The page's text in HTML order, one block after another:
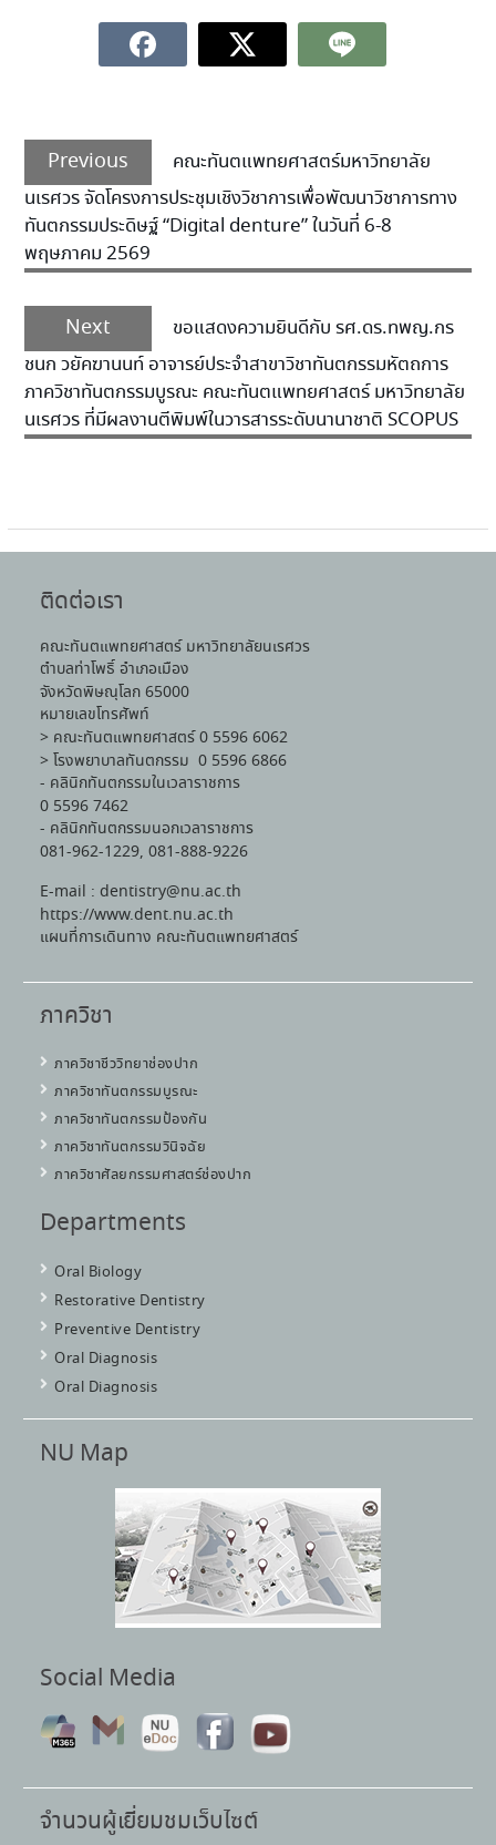
Previous
คณะทันตแพทยศาสตร์มหาวิทยาลัย
นเรศวร จัดโครงการประชุมเชิงวิชาการเพื่อพัฒนาวิชาการทาง
ทันตกรรมประดิษฐ์ “Digital denture” ในวันที่ 6-8
พฤษภาคม 2569
Next
ขอแสดงความยินดีกับ รศ.ดร.ทพญ.กร
ชนก วยัคฆานนท์ อาจารย์ประจำสาขาวิชาทันตกรรมหัตถการ
ภาควิชาทันตกรรมบูรณะ คณะทันตแพทยศาสตร์ มหาวิทยาลัย
นเรศวร ที่มีผลงานตีพิมพ์ในวารสารระดับนานาชาติ SCOPUS
ติดต่อเรา
คณะทันตแพทยศาสตร์ มหาวิทยาลัยนเรศวร
ตำบลท่าโพธิ์ อำเภอเมือง
จังหวัดพิษณุโลก 65000
หมายเลขโทรศัพท์
> คณะทันตแพทยศาสตร์ 0 5596 6062
> โรงพยาบาลทันตกรรม 0 5596 6866
- คลินิกทันตกรรมในเวลาราชการ
0 5596 7462
- คลินิกทันตกรรมนอกเวลาราชการ
081-962-1229, 081-888-9226
E-mail : dentistry@nu.ac.th
https://www.dent.nu.ac.th
แผนที่การเดินทาง คณะทันตแพทยศาสตร์
ภาควิชา
ภาควิชาชีววิทยาช่องปาก
ภาควิชาทันตกรรมบูรณะ
ภาควิชาทันตกรรมป้องกัน
ภาควิชาทันตกรรมวินิจฉัย
ภาควิชาศัลยกรรมศาสตร์ช่องปาก
Departments
Oral Biology
Restorative Dentistry
Preventive Dentistry
Oral Diagnosis
Oral Diagnosis
NU Map
Social Media
จำนวนผู้เยี่ยมชมเว็บไซต์